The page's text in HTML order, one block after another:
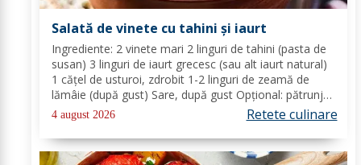
Salată de vinete cu tahini și iaurt
Ingrediente: 2 vinete mari 2 linguri de tahini (pasta de
susan) 3 linguri de iaurt grecesc (sau alt iaurt natural)
1 cățel de usturoi, zdrobit 1-2 linguri de zeamă de
lămâie (după gust) Sare, după gust Opțional: pătrunjel
proaspăt tocat pentru decor Mod de preparare: Coace
vinetele pe grătar sau în...
4 august 2026 Retete culinare